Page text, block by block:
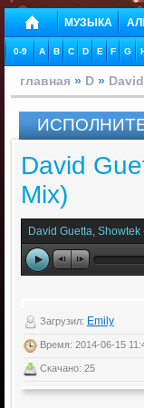
МУЗЫКА
0-9 A B C D E F G
главная » D »
David
Mix)
David Guetta,
Загрузил: Emily
Время: 2014-06-15
Скачано: 25